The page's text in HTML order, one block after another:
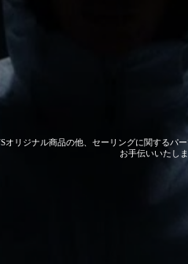
オリジナル商品の他、セーリングに関する
お手伝いいたしま